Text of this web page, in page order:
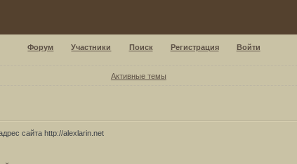
Форум Участники Поиск Регистрация Войти
Активные темы
сайта http://alexlarin.net